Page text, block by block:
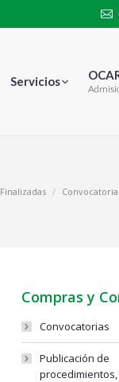
Servicios
Finalizadas
Compras y
Convocatorias
Publicación de